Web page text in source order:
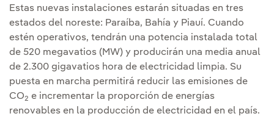
Estas nuevas instalaciones estarán situadas en tres
estados del noreste: Paraíba, Bahía y Piauí. Cuando
estén operativos, tendrán una potencia instalada total
de 520 megavatios (MW) y producirán una media anual
de 2.300 gigavatios hora de electricidad limpia. Su
puesta en marcha permitirá reducir las emisiones de
CO2 e incrementar la proporción de energías
renovables en la producción de electricidad en el país.